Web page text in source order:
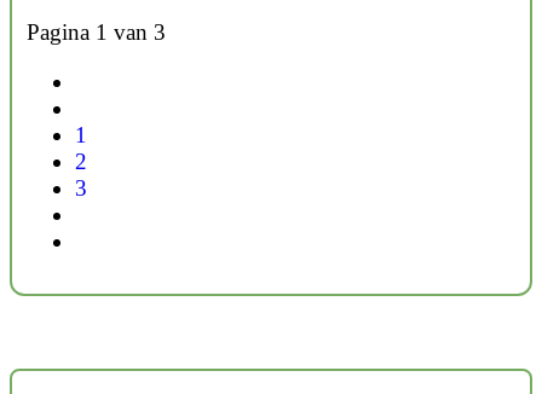
Pagina 1 van 3
1
2
3